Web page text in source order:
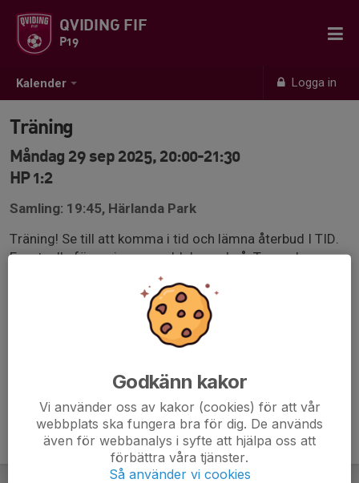
Kalender Logga in
QVIDING FIF
P19
Träning
Måndag 29 sep 2025, 20:00-21:30
HP 1:2
Samling: 19:45, Härlanda Park
Träning! Se till att komma i tid och lämna återbud I TID.
Eventuella förseningar meddelas också. Ta med er
något att äta efter träningen, macka? Frukt?
Qvidingskläder på. OBS glöm ej egen vattenflaska och
Godkänn kakor
Vi använder oss av kakor (cookies) för att vår
webbplats ska fungera bra för dig. De används
även för webbanalys i syfte att hjälpa oss att
förbättra våra tjänster.
Så använder vi cookies